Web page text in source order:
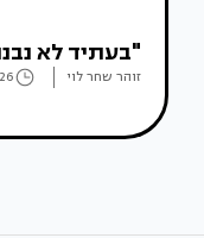
"בעתיד לא
זוהר שחר לוי